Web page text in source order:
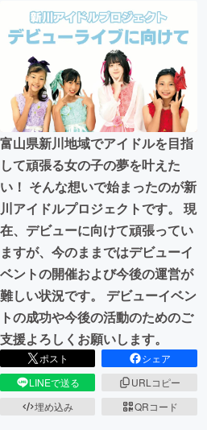
テクノロジー・ガジェット
映像・映画
ビジネス・起業
まちづくり・地域活性化
CAMPFIRE for Social Good
CAMPFIREふるさと納税
富山県新川地域でアイドルを目指
して頑張る女の子の夢を叶えた
い！ そんな想いで始まったのが新
川アイドルプロジェクトです。 現
在、デビューに向けて頑張ってい
ますが、今のままではデビューイ
ベントの開催および今後の運営が
難しい状況です。 デビューイベン
トの成功や今後の活動のためのご
支援よろしくお願いします。
ポスト
シェア
LINEで送る
URLコピー
埋め込み
QRコード